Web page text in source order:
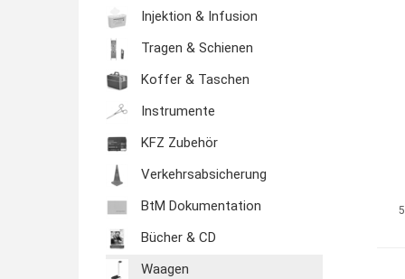
Injektion & Infusion
Tragen & Schienen
Koffer & Taschen
Instrumente
KFZ Zubehör
Verkehrsabsicherung
BtM Dokumentation
Bücher & CD
Waagen